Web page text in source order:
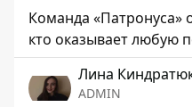
Команда «Патронуса»
кто оказывает любую
Лина
ADMIN